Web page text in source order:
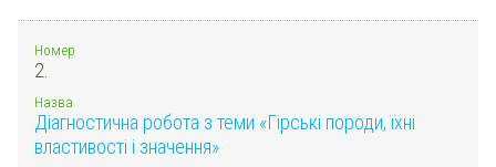
Номер
2.
Назва
Діагностична робота з теми «Гірські породи, їхні
властивості і значення»